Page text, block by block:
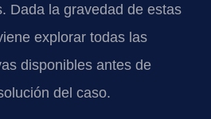
Dada la gravedad de estas
explorar todas las
disponibles antes de
del caso.